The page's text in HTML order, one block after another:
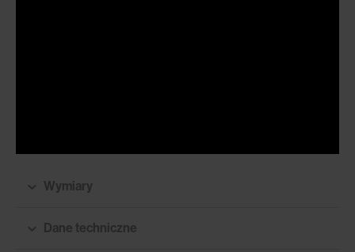
Wymiary
Dane techniczne